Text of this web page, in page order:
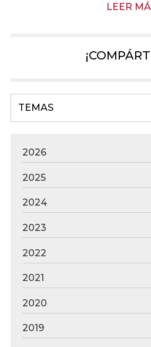
TEMAS
el convenio regulador. Sin
visitas al otro (o tan poderosa,
las visitas). ¿Qué motivos
LEER
2026
2025
2024
2023
2022
2021
2020
2019